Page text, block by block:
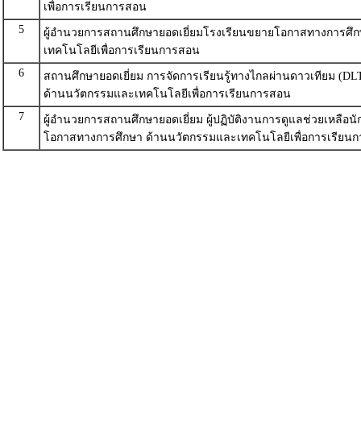
เพื่อการเรียนการสอน
5
ผู้อำนวยการสถานศึกษายอดเยี่ยมโรงเรียนขยายโอกาสทางการ
เทคโนโลยีเพื่อการเรียนการสอน
6
สถานศึกษายอดเยี่ยม การจัดการเรียนรู้ทางไกลผ่านดาวเทียม
ด้านนวัตกรรมและเทคโนโลยีเพื่อการเรียนการสอน
7
ผู้อำนวยการสถานศึกษายอดเยี่ยม ผู้ปฏิบัติงานการดูแลช่วยเหลือนั
โอกาสทางการศึกษา ด้านนวัตกรรมและเทคโนโลยีเพื่อการเรียน